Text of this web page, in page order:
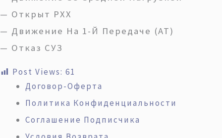
— Открыт РХХ
— Движение На 1-Й Передаче (АТ)
— Отказ СУЗ
Post Views: 61
Договор-Оферта
Политика Конфиденциальности
Соглашение Подписчика